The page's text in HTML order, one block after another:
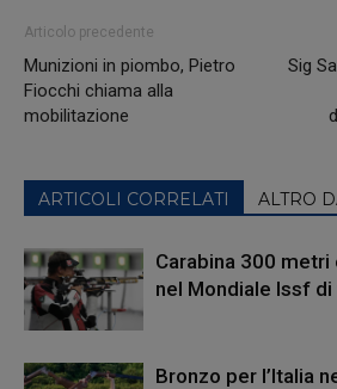
Articolo precedente
Munizioni in piombo, Pietro
Fiocchi chiama alla
mobilitazione
Sig
ARTICOLI CORRELATI ALTRO
Carabina 300
nel Mondiale Issf
Bronzo per l’Italia